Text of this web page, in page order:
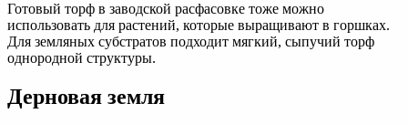
Готовый торф в заводской расфасовке тоже можно
использовать для растений, которые выращивают в горшках.
Для земляных субстратов подходит мягкий, сыпучий торф
однородной структуры.
Дерновая земля